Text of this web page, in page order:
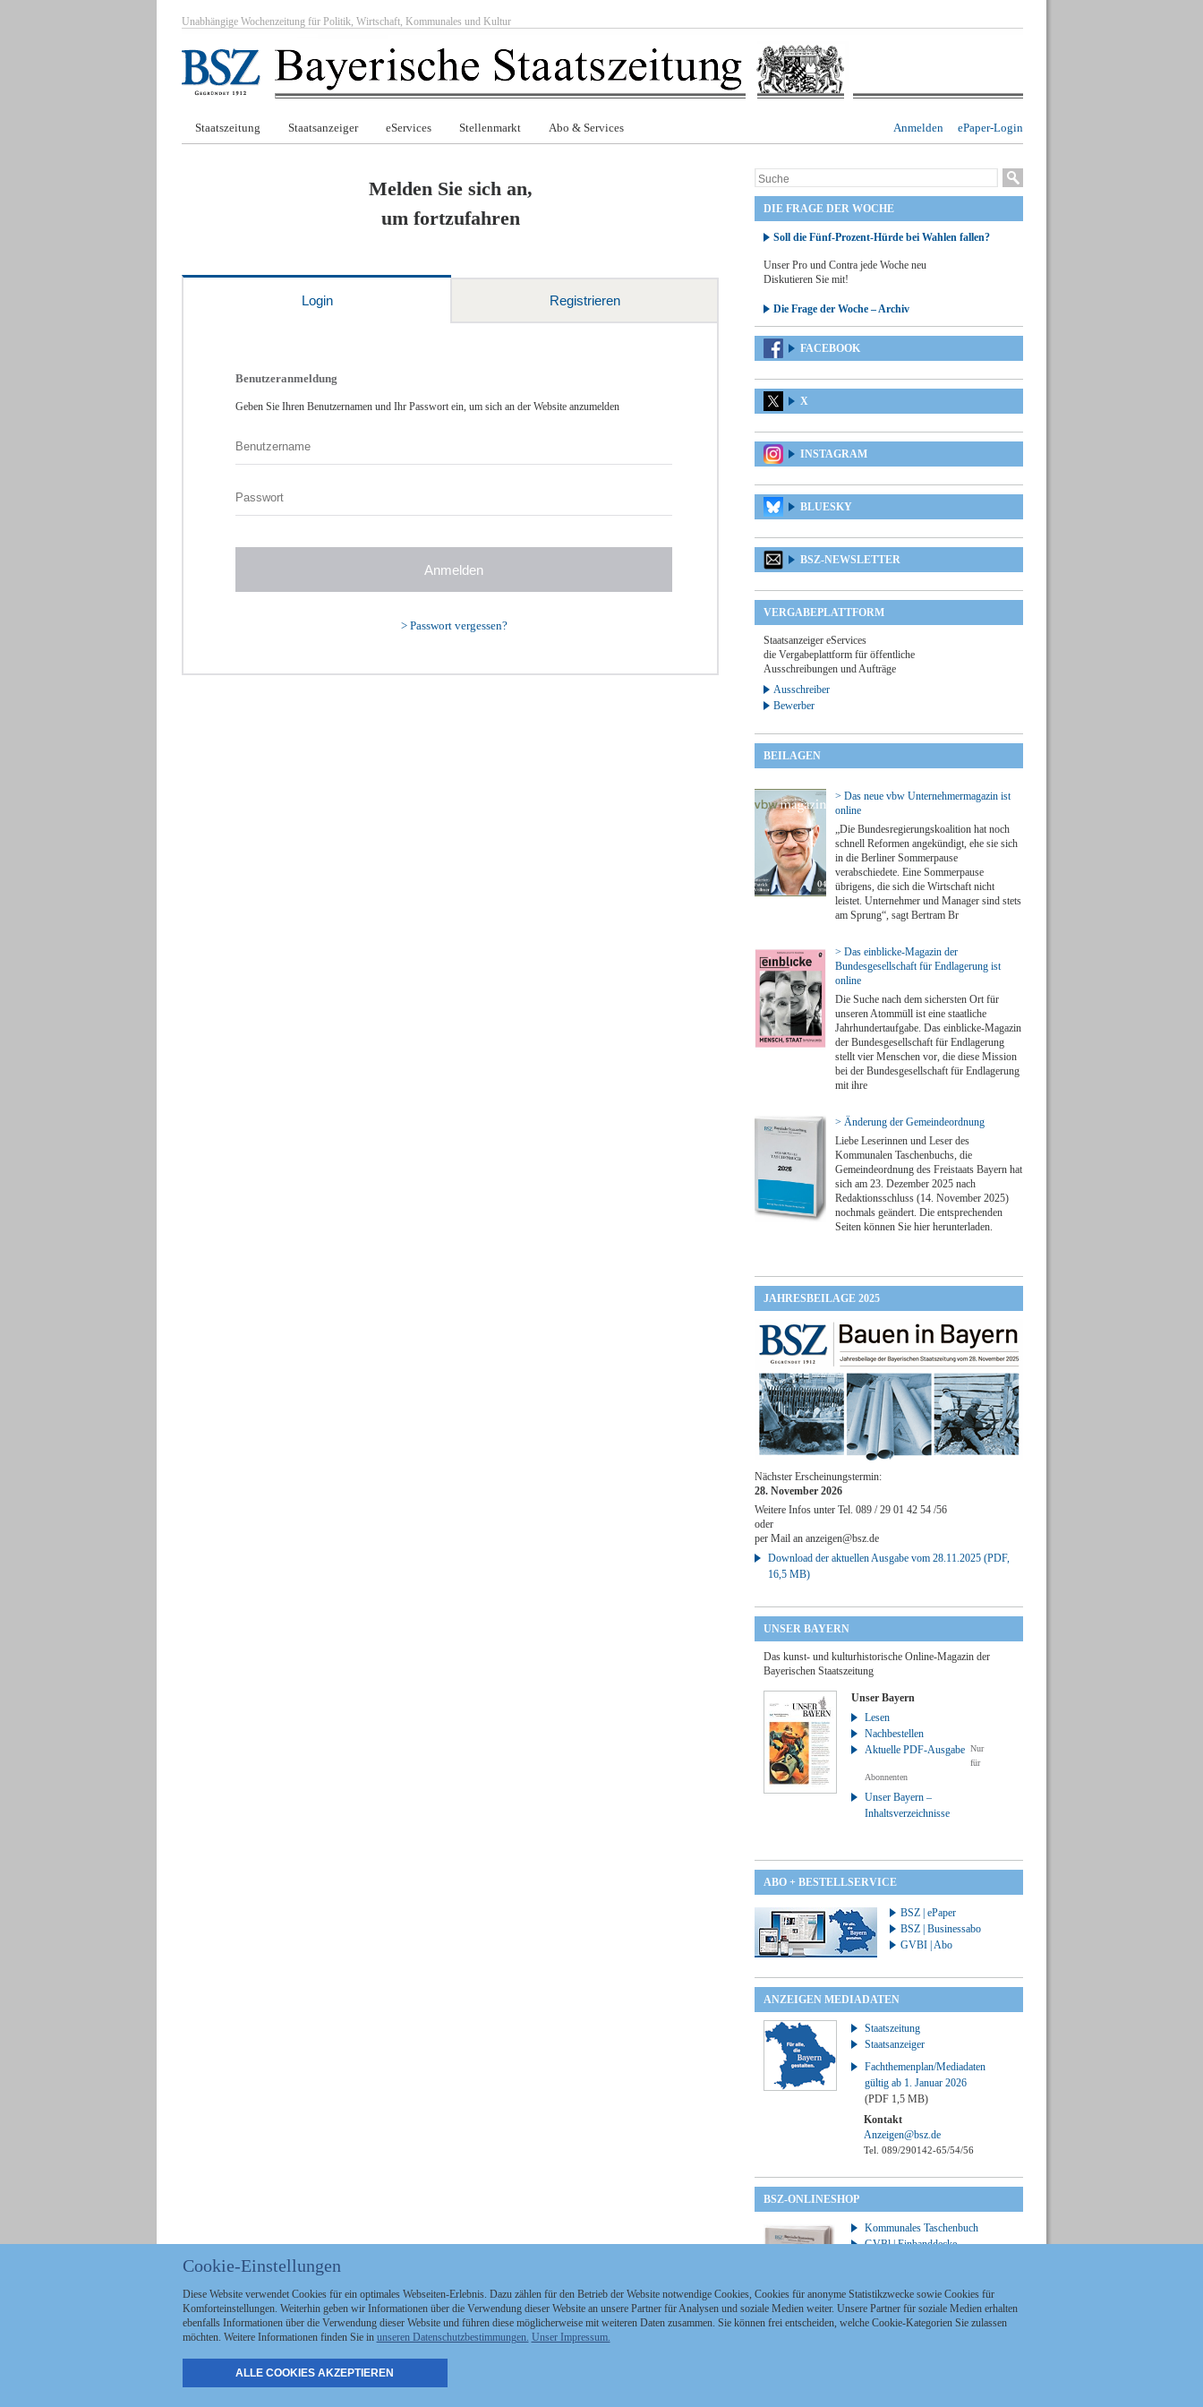
Unabhängige Wochenzeitung für Politik, Wirtschaft, Kommunales und Kultur
ePaper-Login
Anmelden
Staatszeitung Staatsanzeiger eServices Stellenmarkt Abo & Services
Melden Sie sich an,
um fortzufahren
Login Registrieren
Benutzeranmeldung
Geben Sie Ihren Benutzernamen und Ihr Passwort ein, um sich an der Website anzumelden
> Passwort vergessen?
DIE FRAGE DER WOCHE
Soll die Fünf-Prozent-Hürde bei Wahlen fallen?
Unser Pro und Contra jede Woche neu
Diskutieren Sie mit!
Die Frage der Woche – Archiv
FACEBOOK
X
INSTAGRAM
BLUESKY
BSZ-NEWSLETTER
VERGABEPLATTFORM
Staatsanzeiger eServices
die Vergabeplattform für öffentliche
Ausschreibungen und Aufträge
Ausschreiber
Bewerber
BEILAGEN
> Das neue vbw Unternehmermagazin ist
online
„Die Bundesregierungskoalition hat noch
schnell Reformen angekündigt, ehe sie sich
in die Berliner Sommerpause
verabschiedete. Eine Sommerpause
übrigens, die sich die Wirtschaft nicht
leistet. Unternehmer und Manager sind stets
am Sprung“, sagt Bertram Br
> Das einblicke-Magazin der
Bundesgesellschaft für Endlagerung ist
online
Die Suche nach dem sichersten Ort für
unseren Atommüll ist eine staatliche
Jahrhundertaufgabe. Das einblicke-Magazin
der Bundesgesellschaft für Endlagerung
stellt vier Menschen vor, die diese Mission
bei der Bundesgesellschaft für Endlagerung
mit ihre
> Änderung der Gemeindeordnung
Liebe Leserinnen und Leser des
Kommunalen Taschenbuchs, die
Gemeindeordnung des Freistaats Bayern hat
sich am 23. Dezember 2025 nach
Redaktionsschluss (14. November 2025)
nochmals geändert. Die entsprechenden
Seiten können Sie hier herunterladen.
JAHRESBEILAGE 2025
Nächster Erscheinungstermin:
28. November 2026
Weitere Infos unter Tel. 089 / 29 01 42 54 /56
oder
per Mail an anzeigen@bsz.de
Download der aktuellen Ausgabe vom 28.11.2025 (PDF,
16,5 MB)
UNSER BAYERN
Das kunst- und kulturhistorische Online-Magazin der
Bayerischen Staatszeitung
Unser Bayern
Lesen
Nachbestellen
Aktuelle PDF-Ausgabe Nur
für
Abonnenten
Unser Bayern –
Inhaltsverzeichnisse
ABO + BESTELLSERVICE
BSZ | ePaper
BSZ | Businessabo
GVBI | Abo
ANZEIGEN MEDIADATEN
Staatszeitung
Staatsanzeiger
Fachthemenplan/Mediadaten
gültig ab 1. Januar 2026
(PDF 1,5 MB)
Kontakt
Anzeigen@bsz.de
Tel. 089/290142-65/54/56
BSZ-ONLINESHOP
Kommunales Taschenbuch
GVBl | Einbanddecke
Politik
Stellenmarkt
Anzeigen Staatszeitung
Cookie-Einstellungen
Diese Website verwendet Cookies für ein optimales Webseiten-Erlebnis. Dazu zählen für den Betrieb der Website notwendige Cookies, Cookies für anonyme Statistikzwecke sowie Cookies für
Komforteinstellungen. Weiterhin geben wir Informationen über die Verwendung dieser Website an unsere Partner für Analysen und soziale Medien weiter. Unsere Partner für soziale Medien erhalten
ebenfalls Informationen über die Verwendung dieser Website und führen diese möglicherweise mit weiteren Daten zusammen. Sie können frei entscheiden, welche Cookie-Kategorien Sie zulassen
möchten. Weitere Informationen finden Sie in unseren Datenschutzbestimmungen. Unser Impressum.
ALLE COOKIES AKZEPTIEREN